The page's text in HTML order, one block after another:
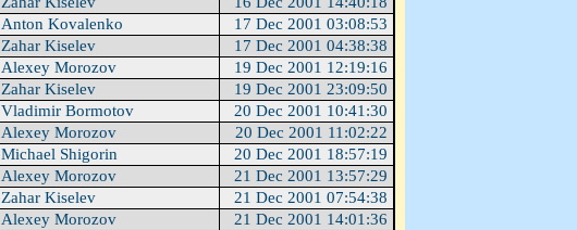
Anton Kovalenko
17 Dec 2001 03:08:53
Zahar Kiselev
17 Dec 2001 04:38:38
Alexey Morozov
19 Dec 2001 12:19:16
Zahar Kiselev
19 Dec 2001 23:09:50
Vladimir Bormotov
20 Dec 2001 10:41:30
Alexey Morozov
20 Dec 2001 11:02:22
Michael Shigorin
20 Dec 2001 18:57:19
Alexey Morozov
21 Dec 2001 13:57:29
Zahar Kiselev
21 Dec 2001 07:54:38
Alexey Morozov
21 Dec 2001 14:01:36